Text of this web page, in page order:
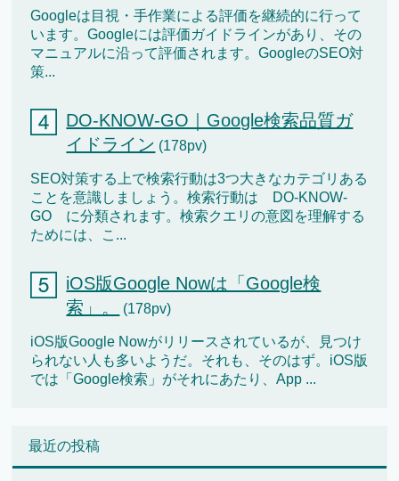
Googleは目視・手作業による評価を継続的に行って
います。Googleには評価ガイドラインがあり、その
マニュアルに沿って評価されます。GoogleのSEO対
策...
DO-KNOW-GO｜Google検索品質ガ
イドライン (178pv)
SEO対策する上で検索行動は3つ大きなカテゴリある
ことを意識しましょう。検索行動は DO-KNOW-
GO に分類されます。検索クエリの意図を理解する
ためには、こ...
iOS版Google Nowは「Google検
索」。
(178pv)
iOS版Google Nowがリリースされているが、見つけ
られない人も多いようだ。それも、そのはず。iOS版
では「Google検索」がそれにあたり、App ...
最近の投稿